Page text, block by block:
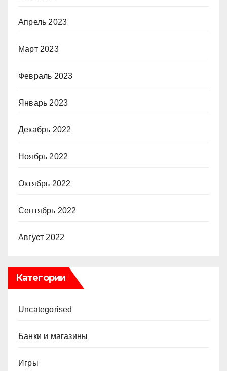
Апрель 2023
Март 2023
Февраль 2023
Январь 2023
Декабрь 2022
Ноябрь 2022
Октябрь 2022
Сентябрь 2022
Август 2022
Категории
Uncategorised
Банки и магазины
Игры